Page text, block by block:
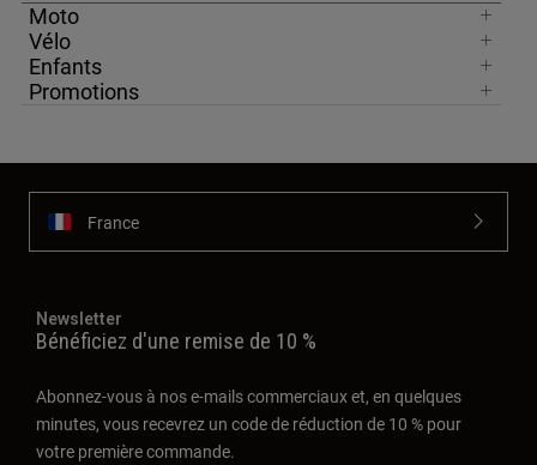
Moto
Vélo
Enfants
Promotions
France
Newsletter
Bénéficiez d'une remise de 10 %
Abonnez-vous à nos e-mails commerciaux et, en quelques
minutes, vous recevrez un code de réduction de 10 % pour
votre première commande.